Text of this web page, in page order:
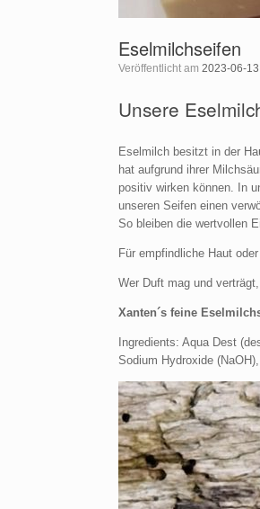
Eselmilchseifen
Veröffentlicht am 2023-06-13
Unsere
Eselmilch besitzt in der
hat aufgrund ihrer
positiv wirken können. In
unseren Seifen einen
So bleiben die wertvollen
Für empfindliche Haut
Wer Duft mag und
Xanten´s feine
Ingredients: Aqua Dest
Sodium Hydroxide